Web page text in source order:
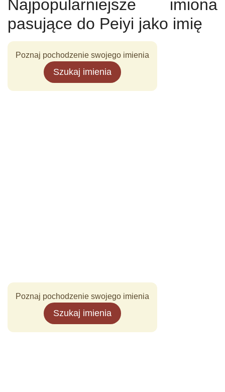
Najpopularniejsze imiona
pasujące do Peiyi jako imię
Poznaj pochodzenie swojego imienia
Szukaj imienia
Poznaj pochodzenie swojego imienia
Szukaj imienia